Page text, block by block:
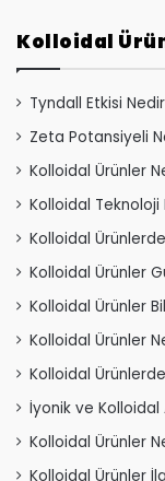
Kolloidal
Tyndall Etkisi Nedir
Zeta Potansiyeli
Kolloidal Ürünler
Kolloidal Teknoloji
Kolloidal
Kolloidal Ürünler
Kolloidal Ürünler
Kolloidal Ürünler
Kolloidal
İyonik ve Kolloidal
Kolloidal Ürünler
Kolloidal Ürünler